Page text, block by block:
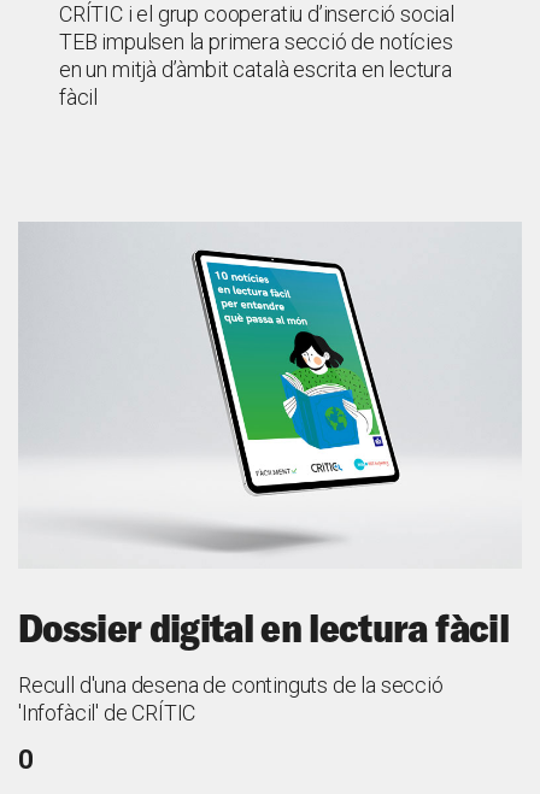
CRÍTIC i el grup cooperatiu d’inserció social
TEB impulsen la primera secció de notícies
en un mitjà d’àmbit català escrita en lectura
fàcil
Dossier digital en lectura fàcil
Recull d'una desena de continguts de la secció
'Infofàcil' de CRÍTIC
0